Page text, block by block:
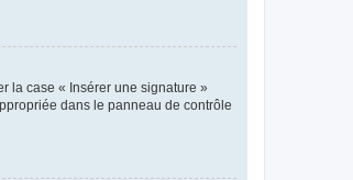
la case « Insérer une signature »
dans le panneau de contrôle